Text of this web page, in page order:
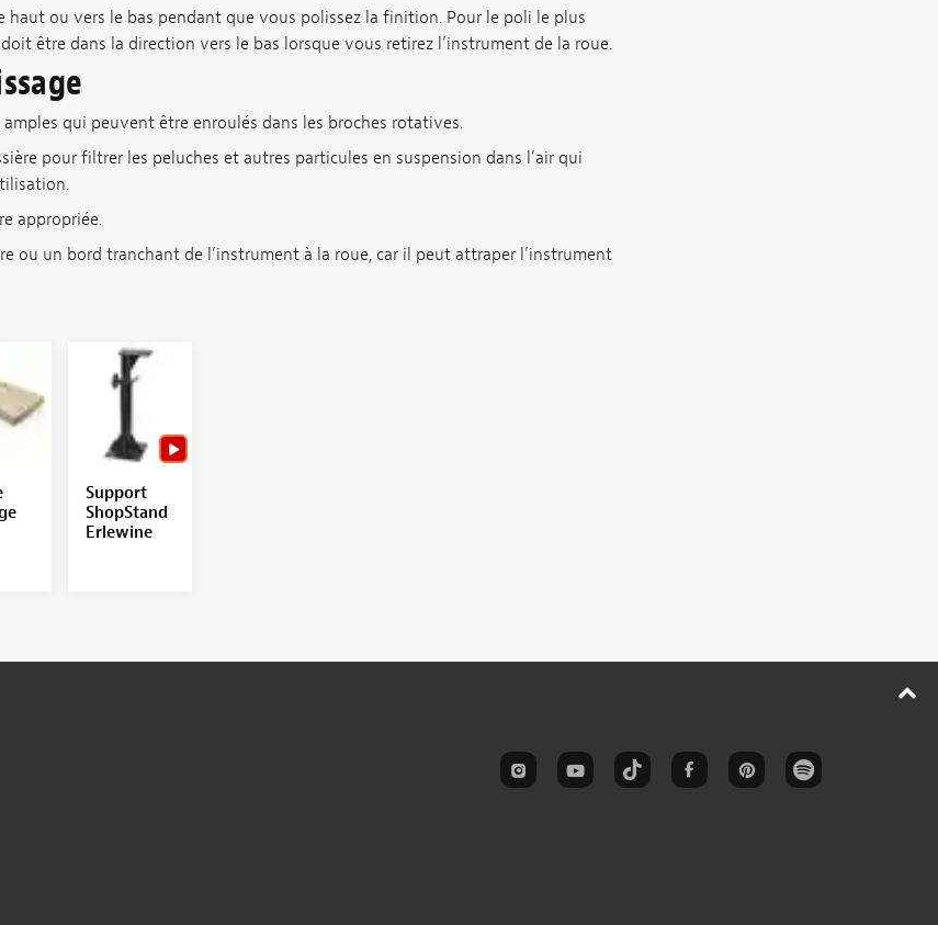
haut ou vers le bas pendant que vous polissez la finition. Pour le poli le plus
être dans la direction vers le bas lorsque vous retirez l’instrument de la roue.
qui peuvent être enroulés dans les broches rotatives.
pour filtrer les peluches et autres particules en suspension dans l’air qui
appropriée.
ou un bord tranchant de l’instrument à la roue, car il peut attraper l’instrument
Support
ShopStand
Erlewine